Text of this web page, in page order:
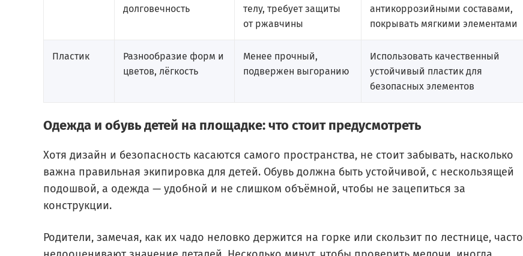
долговечность
телу, требует защиты
от ржавчины
антикоррозийными составами,
покрывать мягкими элементами
Пластик
Разнообразие форм и
цветов, лёгкость
Менее прочный,
подвержен выгоранию
Использовать качественный
устойчивый пластик для
безопасных элементов
Одежда и обувь детей на площадке: что стоит предусмотреть
Хотя дизайн и безопасность касаются самого пространства, не стоит забывать, насколько
важна правильная экипировка для детей. Обувь должна быть устойчивой, с нескользящей
подошвой, а одежда — удобной и не слишком объёмной, чтобы не зацепиться за
конструкции.
Родители, замечая, как их чадо неловко держится на горке или скользит по лестнице, часто